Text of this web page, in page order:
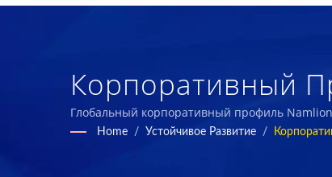
Корпоративный
Функциональных,
Глобальный корпоративный профиль
Home / Устойчивое Развитие /